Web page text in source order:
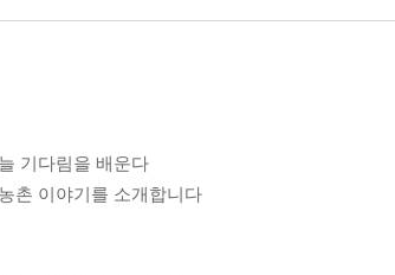
기다림을 배운다
촌 이야기를 소개합니다